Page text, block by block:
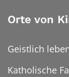
Orte von
Geistlich
Katholische